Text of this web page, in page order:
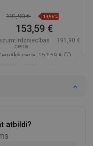
atbildi?
191,90 € -19,96%
153,59 €
cena:
191,90 €
cena: 153,59 €